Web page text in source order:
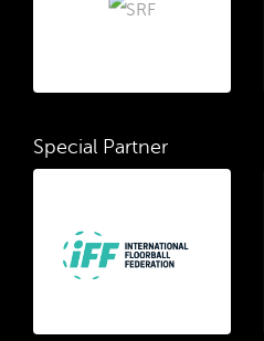
Special Partner